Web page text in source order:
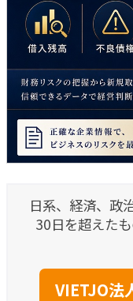
日系、経済、政
30日を超えた